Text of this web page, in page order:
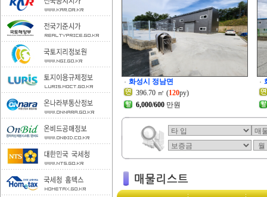
화성시 정남면
396.70 ㎡ (120py)
6,000/600 만원